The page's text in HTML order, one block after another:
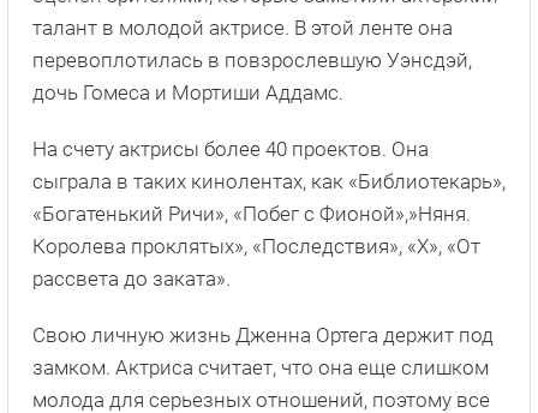
талант в молодой актрисе. В этой ленте она
перевоплотилась в повзрослевшую Уэнсдэй,
дочь Гомеса и Мортиши Аддамс.
На счету актрисы более 40 проектов. Она
сыграла в таких кинолентах, как «Библиотекарь»,
«Богатенький Ричи», «Побег с Фионой»,»Няня.
Королева проклятых», «Последствия», «Х», «От
рассвета до заката».
Свою личную жизнь Дженна Ортега держит под
замком. Актриса считает, что она еще слишком
молода для серьезных отношений, поэтому все